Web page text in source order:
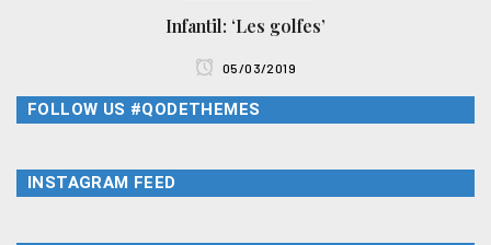
Infantil: ‘Les golfes’
05/03/2019
FOLLOW US #QODETHEMES
INSTAGRAM FEED